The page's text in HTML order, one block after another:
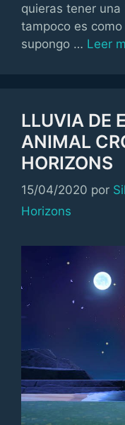
quieras tener
tampoco es
supongo … Leer
LLUVIA DE
ANIMAL
HORIZONS
15/04/2020 por
Horizons